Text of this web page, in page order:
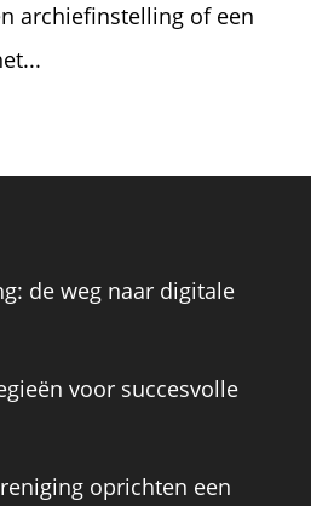
archiefinstelling of een
de weg naar digitale
voor succesvolle
oprichten een